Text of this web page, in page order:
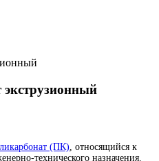
(ПК), относящийся к
технического назначения.